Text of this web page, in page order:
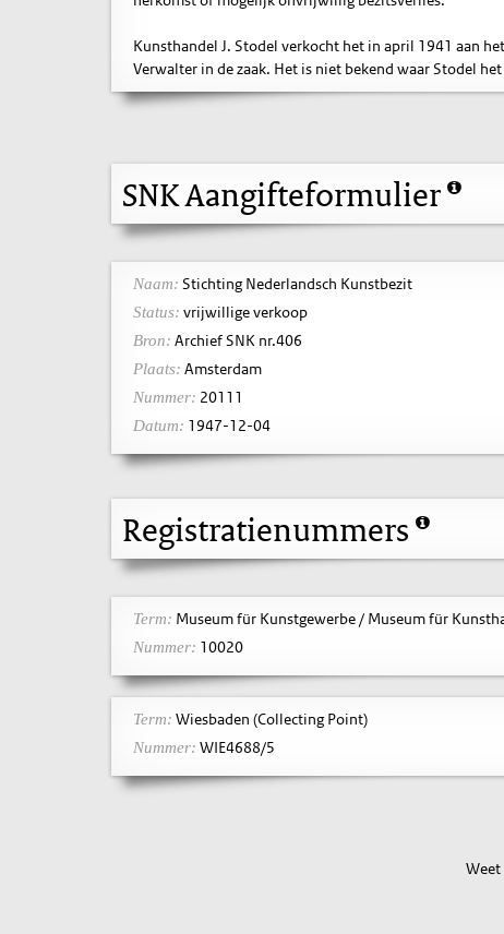
Kunsthandel J. Stodel verkocht het in april 1941 aan
Verwalter in de zaak. Het is niet bekend waar Stodel
SNK Aangifteformulier
Naam: Stichting Nederlandsch Kunstbezit
Status: vrijwillige verkoop
Bron: Archief SNK nr.406
Plaats: Amsterdam
Nummer: 20111
Datum: 1947-12-04
Registratienummers
Term: Museum für Kunstgewerbe / Museum für
Nummer: 10020
Term: Wiesbaden (Collecting Point)
Nummer: WIE4688/5